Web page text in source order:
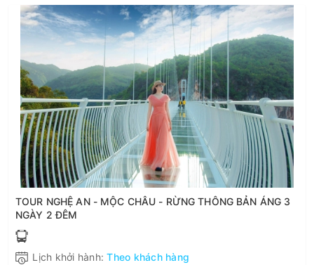
TOUR NGHỆ AN - MỘC CHÂU - RỪNG THÔNG BẢN ÁNG 3
NGÀY 2 ĐÊM
Lịch khởi hành:Theo khách hàng